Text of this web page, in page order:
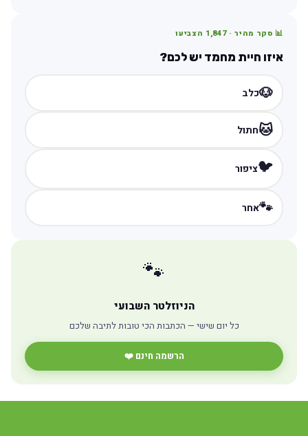
📊 סקר מהיר · 1,847הצביעו
איזו חיית מחמד יש לכם?
🐶כלב
🐱חתול
🐦ציפור
🐾אחר
🐾
הניוזלטר השבועי
כל יום שישי — הכתבות הכי טובות לתיבה שלכם
הרשמה חינם ❤️